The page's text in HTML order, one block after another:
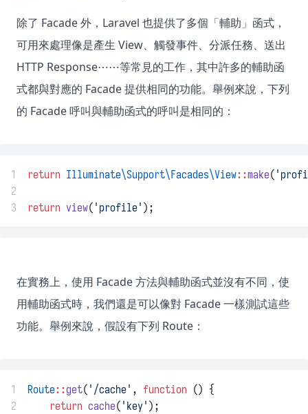
除了 Facade 外，Laravel 也提供了多個「輔助」函式，
可用來處理像是產生 View、觸發事件、分派任務、送出
HTTP Response⋯⋯等常見的工作，其中許多的輔助函
式都與對應的 Facade 提供相同的功能。舉例來說，下列
的 Facade 呼叫與輔助函式的呼叫是相同的：
1 return Illuminate\Support\Facades\View::make(
2
3
return view( 'profile' );
在實務上，使用 Facade 方法與輔助函式並沒有不同，使
用輔助函式時，我們還是可以像對 Facade 一樣測試這些
功能。舉例來說，假設有下列 Route：
1 Route::get( '/cache' , function () {
2
return cache( 'key' );